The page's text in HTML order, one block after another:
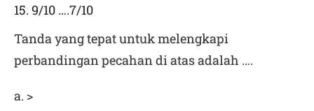
15. 9/10 ….7/10
Tanda yang tepat untuk melengkapi
perbandingan pecahan di atas adalah ….
a. >